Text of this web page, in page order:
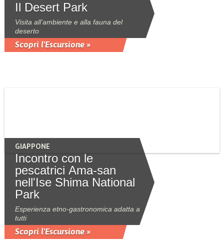
Il Desert Park
Visita all'ambiente e alla fauna del
deserto
Scopri l'Escursione »
GIAPPONE
Incontro con le
pescatrici Ama-san
nell'Ise Shima National
Park
Esperienza etno-gastronomica adatta a
tutti
Scopri l'Escursione »